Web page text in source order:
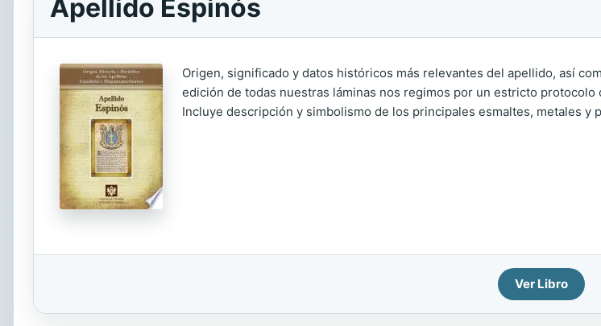
Apellido Espinós
Origen, significado y datos históricos más relevantes del apellido, así
edición de todas nuestras láminas nos regimos por un estricto
Incluye descripción y simbolismo de los principales esmaltes, metales y
Ver Libro